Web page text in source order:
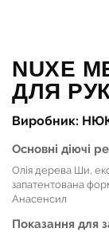
NUXE
ДЛЯ
Виробник:
Основні діючі
Олія дерева Ши,
запатентована
Анасенсил
Показання для